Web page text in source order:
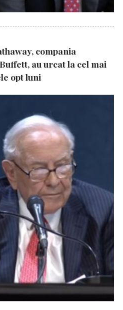
compania
au urcat la cel mai
opt luni